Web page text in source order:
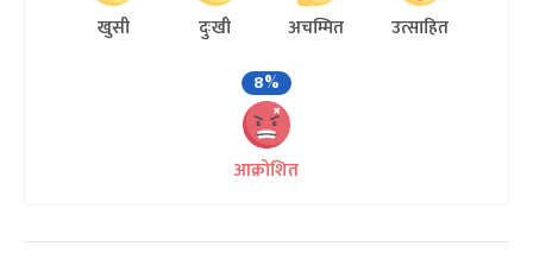
खुसी दुःखी अचम्मित
उत्साहित
8%
आक्रोशित